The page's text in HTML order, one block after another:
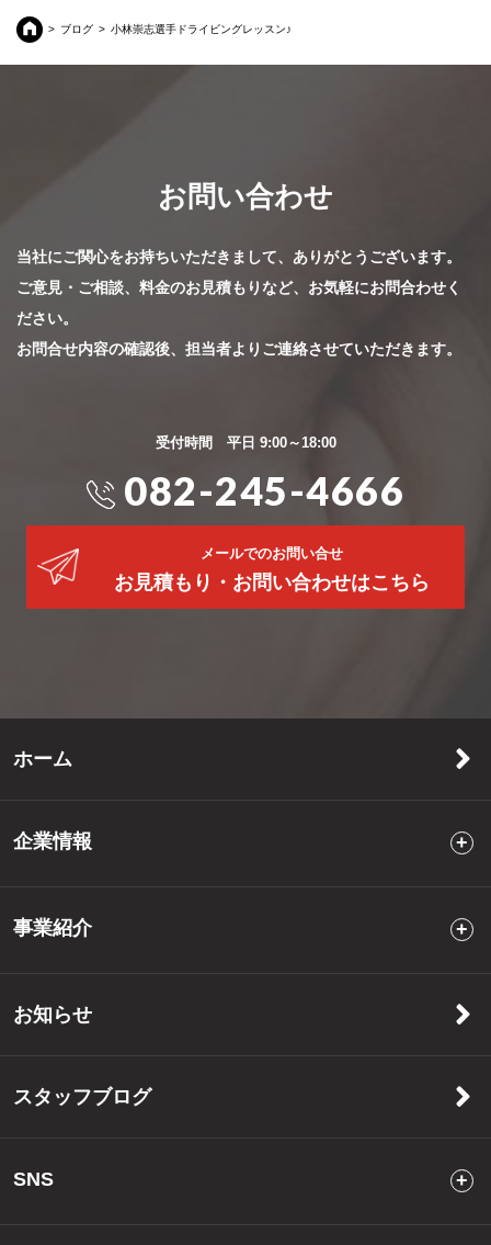
ブログ 小林崇志選手ドライビングレッスン♪
お問い合わせ
当社にご関心をお持ちいただきまして、ありがとうございます。
ご意見・ご相談、料金のお見積もりなど、お気軽にお問合わせく
ださい。
お問合せ内容の確認後、担当者よりご連絡させていただきます。
受付時間 平日 9:00～18:00
082-245-4666
メールでのお問い合せ
お見積もり・お問い合わせはこちら
ホーム
企業情報
事業紹介
お知らせ
スタッフブログ
SNS